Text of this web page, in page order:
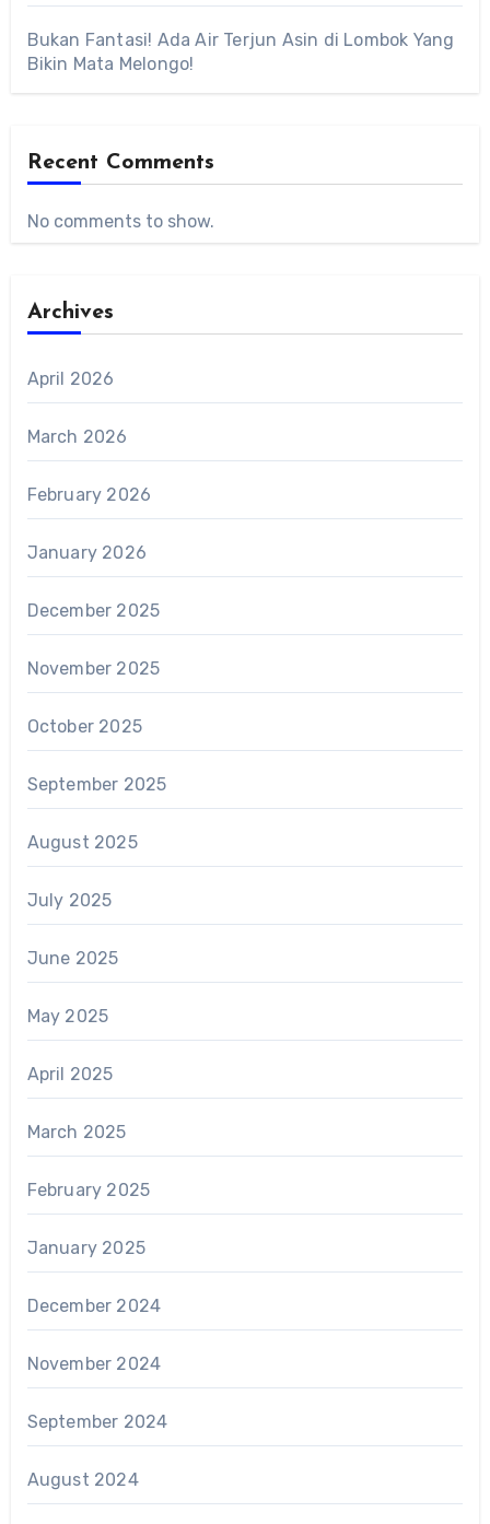
Bukan Fantasi! Ada Air Terjun Asin di Lombok Yang
Bikin Mata Melongo!
Recent Comments
No comments to show.
Archives
April 2026
March 2026
February 2026
January 2026
December 2025
November 2025
October 2025
September 2025
August 2025
July 2025
June 2025
May 2025
April 2025
March 2025
February 2025
January 2025
December 2024
November 2024
September 2024
August 2024